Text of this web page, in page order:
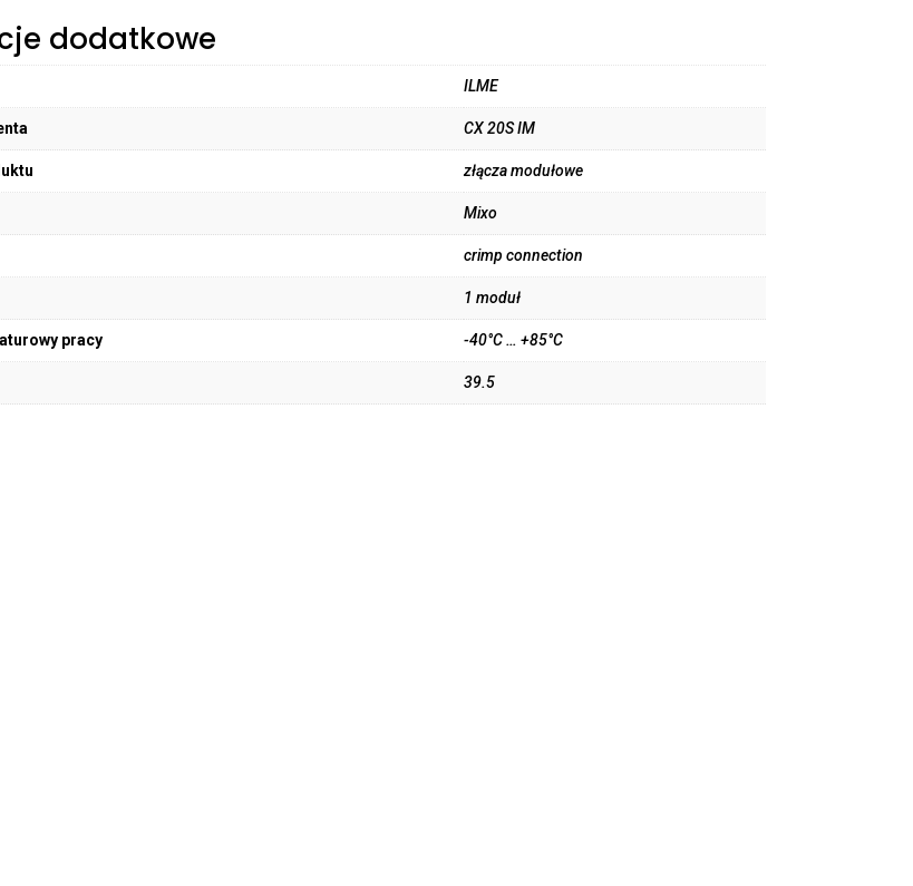
dodatkowe
ILME
CX 20S IM
złącza modułowe
Mixo
crimp connection
1 moduł
pracy -40°C … +85°C
39.5